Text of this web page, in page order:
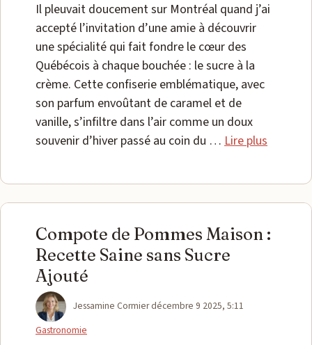
Il pleuvait doucement sur Montréal quand j’ai
accepté l’invitation d’une amie à découvrir
une spécialité qui fait fondre le cœur des
Québécois à chaque bouchée : le sucre à la
crème. Cette confiserie emblématique, avec
son parfum envoûtant de caramel et de
vanille, s’infiltre dans l’air comme un doux
souvenir d’hiver passé au coin du … Lire plus
Compote de Pommes Maison :
Recette Saine sans Sucre
Ajouté
Jessamine Cormierdécembre 9 2025, 5:11
Gastronomie